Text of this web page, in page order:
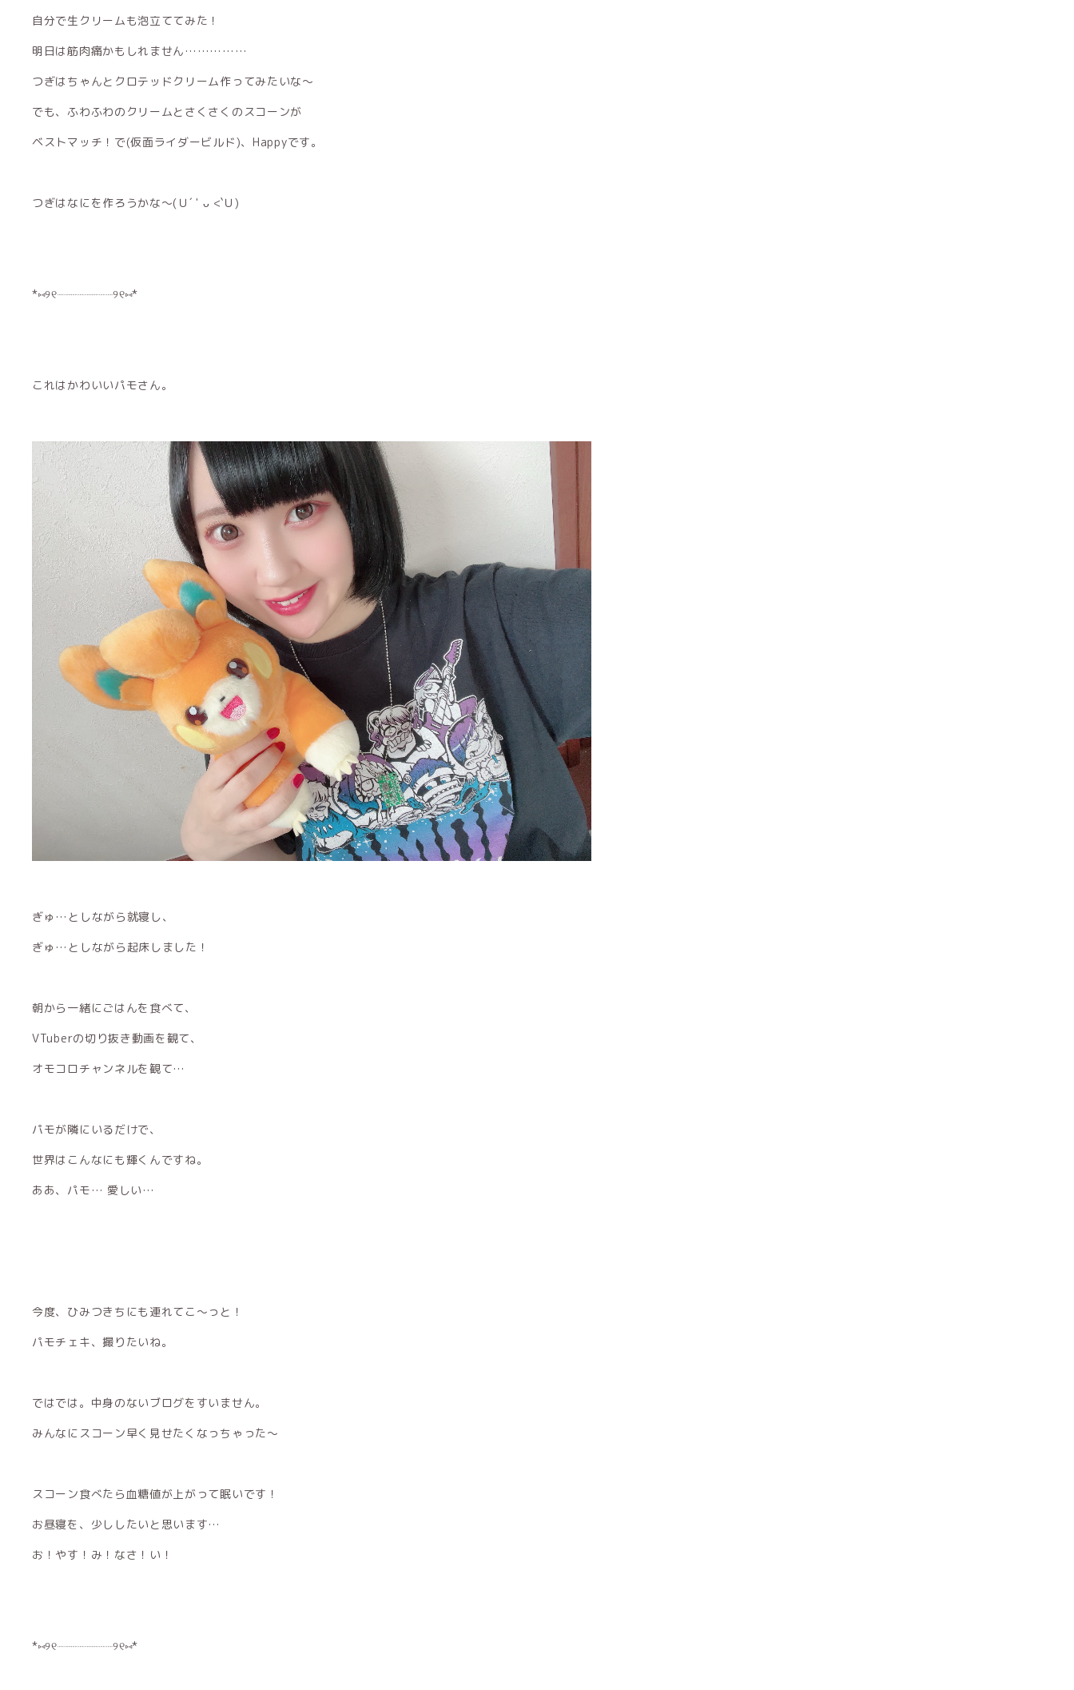
自分で生クリームも泡立ててみた！
明日は筋肉痛かもしれません……………
つぎはちゃんとクロテッドクリーム作ってみたいな〜
でも、ふわふわのクリームとさくさくのスコーンが
ベストマッチ！で(仮面ライダービルド)、Happyです。
つぎはなにを作ろうかな〜(Ｕ´ ' ᴗ <`Ｕ)
*⑅︎୨୧┈︎┈︎┈︎┈︎┈︎┈︎┈︎┈︎୨୧⑅︎*
これはかわいいパモさん。
ぎゅ…としながら就寝し、
ぎゅ…としながら起床しました！
朝から一緒にごはんを食べて、
VTuberの切り抜き動画を観て、
オモコロチャンネルを観て…
パモが隣にいるだけで、
世界はこんなにも輝くんですね。
ああ、パモ… 愛しい…
今度、ひみつきちにも連れてこ〜っと！
パモチェキ、撮りたいね。
ではでは。中身のないブログをすいません。
みんなにスコーン早く見せたくなっちゃった〜
スコーン食べたら血糖値が上がって眠いです！
お昼寝を、少ししたいと思います…
お！やす！み！なさ！い！
*⑅︎୨୧┈︎┈︎┈︎┈︎┈︎┈︎┈︎┈︎୨୧⑅︎*